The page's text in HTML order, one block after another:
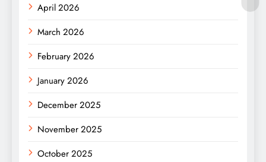
April 2026
March 2026
February 2026
January 2026
December 2025
November 2025
October 2025